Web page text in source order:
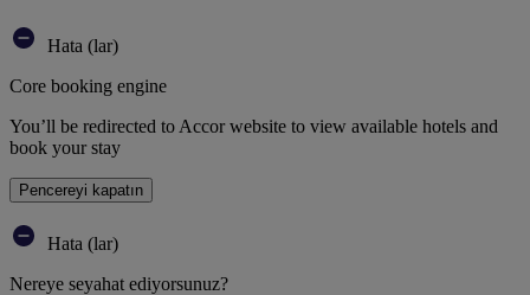
Hata (lar)
Core booking engine
You’ll be redirected to Accor website to view available hotels and
book your stay
Pencereyi kapatın
Hata (lar)
Nereye seyahat ediyorsunuz?